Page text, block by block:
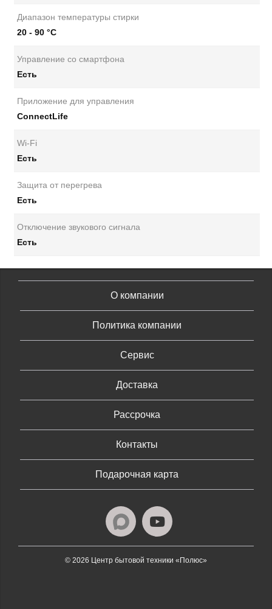
Диапазон температуры стирки
20 - 90 °C
Управление со смартфона
Есть
Приложение для управления
ConnectLife
Wi-Fi
Есть
Защита от перегрева
Есть
Отключение звукового сигнала
Есть
О компании
Политика компании
Сервис
Доставка
Рассрочка
Контакты
Подарочная карта
© 2026 Центр бытовой техники «Полюс»